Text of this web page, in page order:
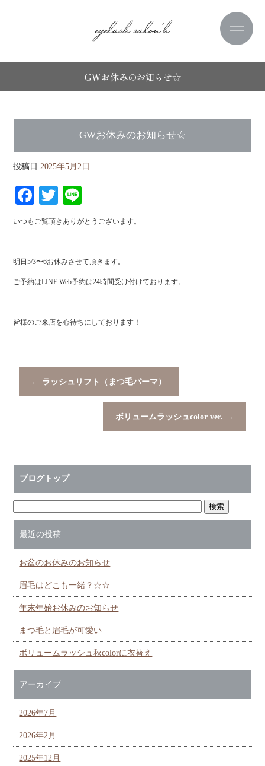
GWお休みのお知らせ☆
GWお休みのお知らせ☆
投稿日 2025年5月2日
Fa
ce
T
wi ne
いつもご覧頂きありがとうございます。
明日5/3〜6お休みさせて頂きます。
ご予約はLINE Web予約は24時間受け付けております。
皆様のご来店を心待ちにしております！
← ラッシュリフト（まつ毛パーマ）
ボリュームラッシュcolor ver. →
ブログトップ
最近の投稿
お盆のお休みのお知らせ
眉毛はどこも一緒？☆☆
年末年始お休みのお知らせ
まつ毛と眉毛が可愛い
ボリュームラッシュ秋colorに衣替え
アーカイブ
2026年7月
2026年2月
2025年12月